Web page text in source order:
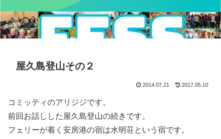
屋久島登山その２
2014.07.21 2017.05.10
コミッティのアリジジです。
前回お話しした屋久島登山の続きです。
フェリーが着く安房港の宿は水明荘という宿です。